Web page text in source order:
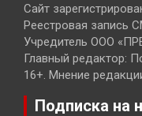
Сайт
Реестровая
Учредитель ООО
Главный редактор:
16+. Мнение
Подписка на